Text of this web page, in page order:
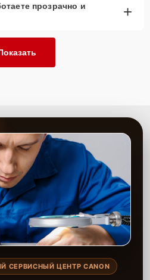
прозрачно и
+
СЕРВИСНЫЙ ЦЕНТР CANON